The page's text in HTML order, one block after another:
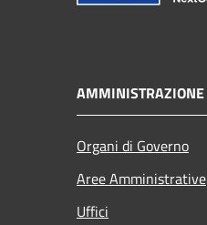
AMMINISTRAZIONE
Organi di Governo
Aree Amministrative
Uffici